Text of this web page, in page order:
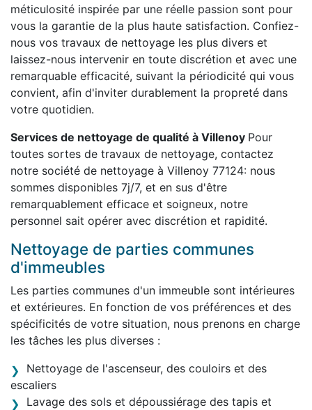
méticulosité inspirée par une réelle passion sont pour
vous la garantie de la plus haute satisfaction. Confiez-
nous vos travaux de nettoyage les plus divers et
laissez-nous intervenir en toute discrétion et avec une
remarquable efficacité, suivant la périodicité qui vous
convient, afin d'inviter durablement la propreté dans
votre quotidien.
Services de nettoyage de qualité à Villenoy Pour
toutes sortes de travaux de nettoyage, contactez
notre société de nettoyage à Villenoy 77124: nous
sommes disponibles 7j/7, et en sus d'être
remarquablement efficace et soigneux, notre
personnel sait opérer avec discrétion et rapidité.
Nettoyage de parties communes
d'immeubles
Les parties communes d'un immeuble sont intérieures
et extérieures. En fonction de vos préférences et des
spécificités de votre situation, nous prenons en charge
les tâches les plus diverses :
Nettoyage de l'ascenseur, des couloirs et des
escaliers
Lavage des sols et dépoussiérage des tapis et